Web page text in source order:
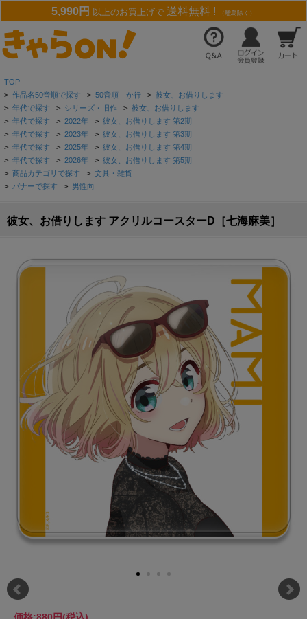
5,990円 以上のお買上げで 送料無料 ! （離島除く）
TOP
> 作品名50音順で探す > 50音順 か行 > 彼女、お借りします
> 年代で探す > シリーズ・旧作 > 彼女、お借りします
> 年代で探す > 2022年 > 彼女、お借りします 第2期
> 年代で探す > 2023年 > 彼女、お借りします 第3期
> 年代で探す > 2025年 > 彼女、お借りします 第4期
> 年代で探す > 2026年 > 彼女、お借りします 第5期
> 商品カテゴリで探す > 文具・雑貨
> バナーで探す > 男性向
彼女、お借りします アクリルコースターD［七海麻美］